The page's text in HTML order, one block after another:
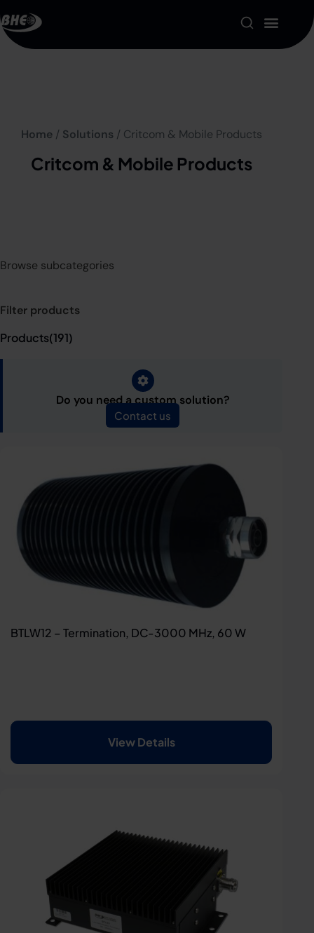
About us
Resources
Home/ Solutions / Critcom & Mobile Products
Critcom & Mobile Products
Browse subcategories
Filter products
Products(191)
Contact us
Do you need a custom solution?
BTLW12 – Termination, DC-3000 MHz, 60 W
View Details